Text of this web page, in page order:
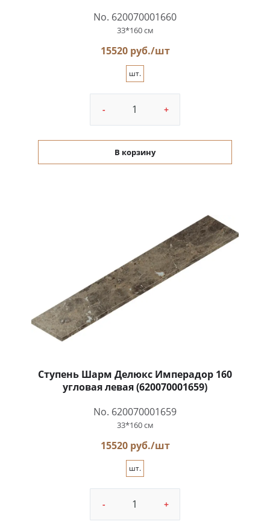
No. 620070001660
33*160 см
15520 руб./шт
шт.
- +
В корзину
Ступень Шарм Делюкс Имперадор 160
угловая левая (620070001659)
No. 620070001659
33*160 см
15520 руб./шт
шт.
- +